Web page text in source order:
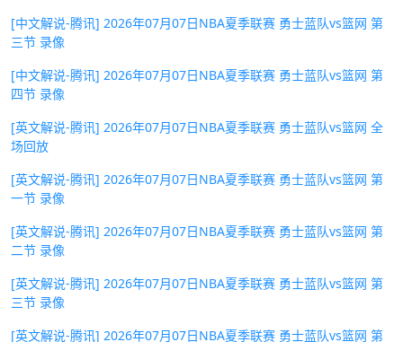
[中文解说-腾讯] 2026年07月07日NBA夏季联赛 勇士蓝队vs篮网 第
三节 录像
[中文解说-腾讯] 2026年07月07日NBA夏季联赛 勇士蓝队vs篮网 第
四节 录像
[英文解说-腾讯] 2026年07月07日NBA夏季联赛 勇士蓝队vs篮网 全
场回放
[英文解说-腾讯] 2026年07月07日NBA夏季联赛 勇士蓝队vs篮网 第
一节 录像
[英文解说-腾讯] 2026年07月07日NBA夏季联赛 勇士蓝队vs篮网 第
二节 录像
[英文解说-腾讯] 2026年07月07日NBA夏季联赛 勇士蓝队vs篮网 第
三节 录像
[英文解说-腾讯] 2026年07月07日NBA夏季联赛 勇士蓝队vs篮网 第